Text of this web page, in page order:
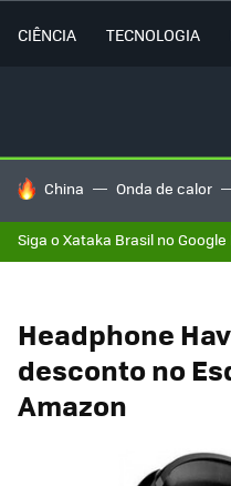
CIÊNCIA TECNOLOGIA
TENDÊNCIAS DO DIA
China Onda de calor
Siga o Xataka Brasil no
Headphone
desconto no
Amazon